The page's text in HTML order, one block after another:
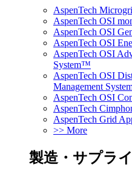
AspenTech
AspenTech OSI
AspenTech OSI
AspenTech OSI
AspenTech OSI
System™
AspenTech OSI
Management
AspenTech OSI
AspenTech
AspenTech Grid
>> More
製造・サプラ